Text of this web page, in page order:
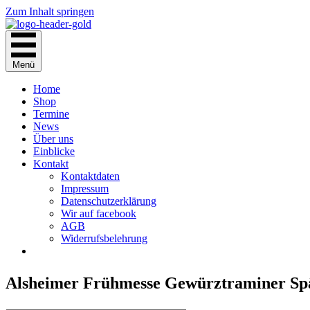
Zum Inhalt springen
Menü
Home
Shop
Termine
News
Über uns
Einblicke
Kontakt
Kontaktdaten
Impressum
Datenschutzerklärung
Wir auf facebook
AGB
Widerrufsbelehrung
Alsheimer Frühmesse Gewürztraminer